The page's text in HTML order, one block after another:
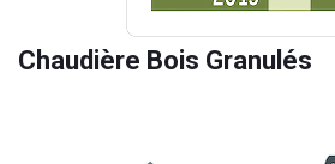
Chaudière Bois Granulés